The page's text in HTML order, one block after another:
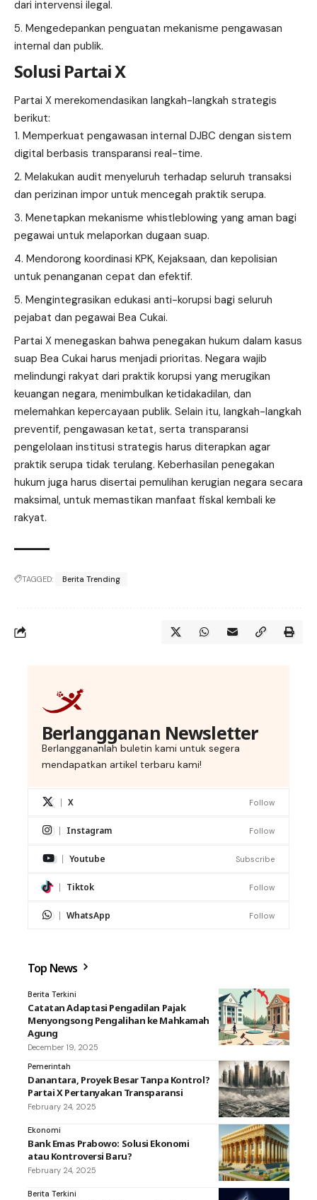
dari intervensi ilegal.
Mengedepankan penguatan mekanisme pengawasan
internal dan publik.
Solusi Partai X
Partai X merekomendasikan langkah-langkah strategis
berikut:
Memperkuat pengawasan internal DJBC dengan sistem
digital berbasis transparansi real-time.
Melakukan audit menyeluruh terhadap seluruh transaksi
dan perizinan impor untuk mencegah praktik serupa.
Menetapkan mekanisme whistleblowing yang aman bagi
pegawai untuk melaporkan dugaan suap.
Mendorong koordinasi KPK, Kejaksaan, dan kepolisian
untuk penanganan cepat dan efektif.
Mengintegrasikan edukasi anti-korupsi bagi seluruh
pejabat dan pegawai Bea Cukai.
Partai X menegaskan bahwa penegakan hukum dalam kasus
suap Bea Cukai harus menjadi prioritas. Negara wajib
melindungi rakyat dari praktik korupsi yang merugikan
keuangan negara, menimbulkan ketidakadilan, dan
melemahkan kepercayaan publik. Selain itu, langkah-langkah
preventif, pengawasan ketat, serta transparansi
pengelolaan institusi strategis harus diterapkan agar
praktik serupa tidak terulang. Keberhasilan penegakan
hukum juga harus disertai pemulihan kerugian negara secara
maksimal, untuk memastikan manfaat fiskal kembali ke
rakyat.
TAGGED: Berita Trending
Berlangganan Newsletter
Berlanggananlah buletin kami untuk segera
mendapatkan artikel terbaru kami!
X Follow
Instagram Follow
Youtube Subscribe
Tiktok Follow
WhatsApp Follow
Top News
Berita Terkini
Catatan Adaptasi Pengadilan Pajak
Menyongsong Pengalihan ke Mahkamah
Agung
December 19, 2025
Pemerintah
Danantara, Proyek Besar Tanpa Kontrol?
Partai X Pertanyakan Transparansi
February 24, 2025
Ekonomi
Bank Emas Prabowo: Solusi Ekonomi
atau Kontroversi Baru?
February 24, 2025
Berita Terkini